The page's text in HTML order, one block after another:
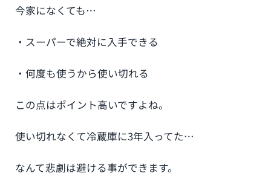
今家になくても…
・スーパーで絶対に入手できる
・何度も使うから使い切れる
この点はポイント高いですよね。
使い切れなくて冷蔵庫に3年入ってた…
なんて悲劇は避ける事ができます。